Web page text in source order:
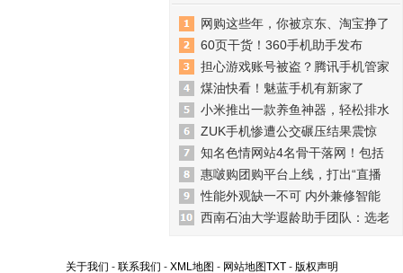
网购这些年，你被京东、淘宝挣了
60页干货！360手机助手发布
担心游戏账号被盗？腾讯手机管家
煤油快看！魅蓝手机有新家了
小米推出一款养鱼神器，轻松排水
ZUK手机惨遭公交碾压结果震惊
知名色情网站4名骨干落网！包括
惠啵购团购平台上线，打出“直播
性能外观缺一不可 内外兼修智能
西南石油大学遐龄助手团队：选老
关于我们 - 联系我们 - XML地图 - 网站地图TXT- 版权声明